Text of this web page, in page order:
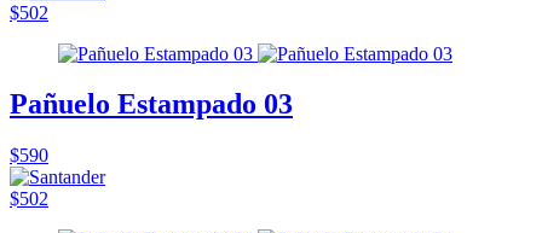
$502
Pañuelo Estampado 03
$590
$502